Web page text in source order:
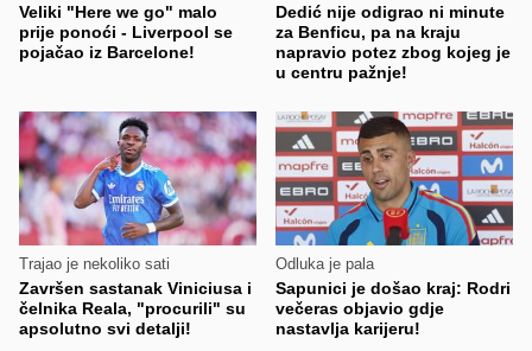
Veliki "Here we go" malo
prije ponoći - Liverpool se
pojačao iz Barcelone!
Dedić nije odigrao ni minute
za Benficu, pa na kraju
napravio potez zbog kojeg je
u centru pažnje!
Trajao je nekoliko sati
Završen sastanak Viniciusa i
čelnika Reala, "procurili" su
apsolutno svi detalji!
Odluka je pala
Sapunici je došao kraj: Rodri
večeras objavio gdje
nastavlja karijeru!